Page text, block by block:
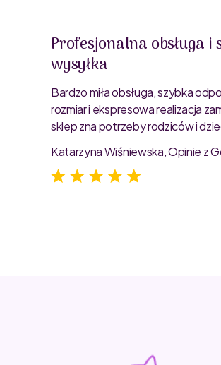
Profesjonalna obsługa i
wysyłka
Bardzo miła obsługa, szybka
rozmiar i ekspresowa realizacja
sklep zna potrzeby rodziców i
Katarzyna Wiśniewska, Opinie z